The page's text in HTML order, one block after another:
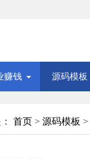
赚钱 源码模板
首页 > 源码模板 >